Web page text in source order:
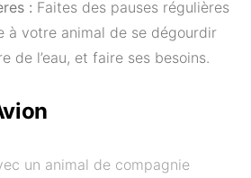
: Faites des pauses régulières
à votre animal de se dégourdir
de l’eau, et faire ses besoins.
un animal de compagnie